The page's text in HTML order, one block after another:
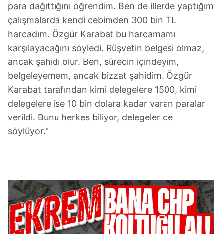
para dağıttığını öğrendim. Ben de illerde yaptığım
çalışmalarda kendi cebimden 300 bin TL
harcadım. Özgür Karabat bu harcamamı
karşılayacağını söyledi. Rüşvetin belgesi olmaz,
ancak şahidi olur. Ben, sürecin içindeyim,
belgeleyemem, ancak bizzat şahidim. Özgür
Karabat tarafından kimi delegelere 1500, kimi
delegelere ise 10 bin dolara kadar varan paralar
verildi. Bunu herkes biliyor, delegeler de
söylüyor."